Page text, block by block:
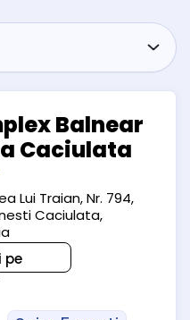
Balnear
Caciulata
Lui Traian, Nr. 794,
Caciulata,
pe